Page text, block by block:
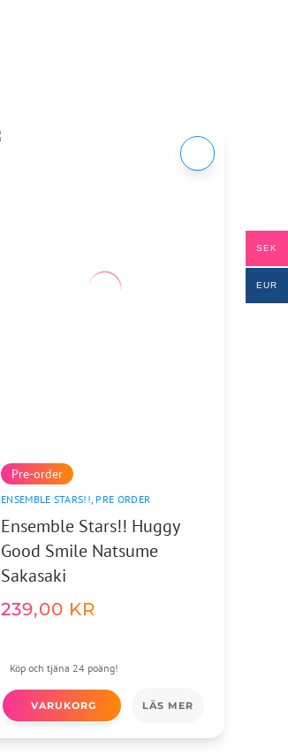
Pre-order
ENSEMBLE STARS!!, PRE ORDER
Ensemble Stars!! Huggy
Good Smile Natsume
Sakasaki
239,00 KR
Köp och tjäna 24 poäng!
VARUKORG LÄS MER
SEK
EUR